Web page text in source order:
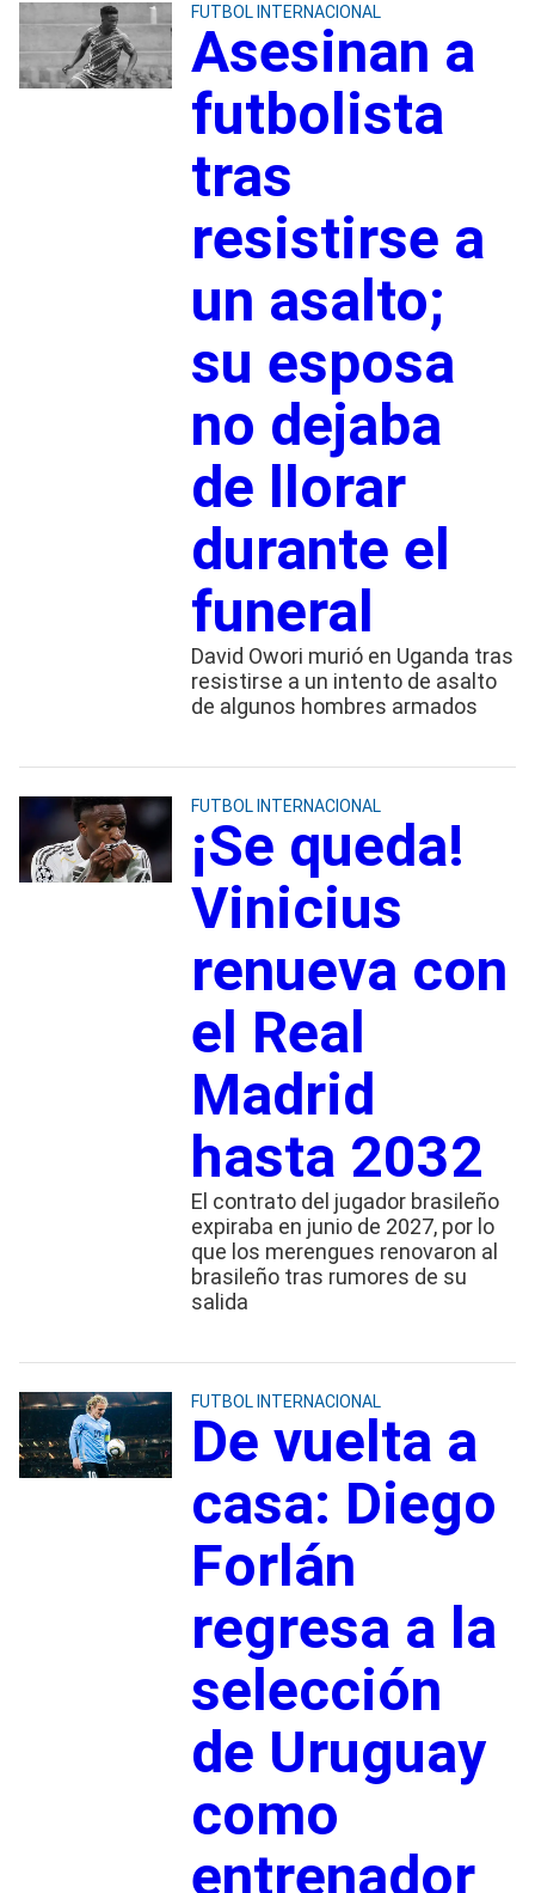
FUTBOL INTERNACIONAL
Asesinan a
futbolista
tras
resistirse a
un asalto;
su esposa
no dejaba
de llorar
durante el
funeral
David Owori murió en Uganda tras
resistirse a un intento de asalto
de algunos hombres armados
FUTBOL INTERNACIONAL
¡Se queda!
Vinicius
renueva con
el Real
Madrid
hasta 2032
El contrato del jugador brasileño
expiraba en junio de 2027, por lo
que los merengues renovaron al
brasileño tras rumores de su
salida
FUTBOL INTERNACIONAL
De vuelta a
casa: Diego
Forlán
regresa a la
selección
de Uruguay
como
entrenador